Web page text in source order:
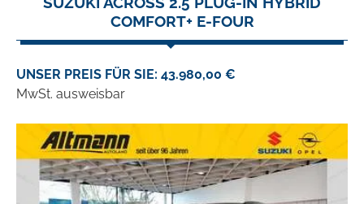
COMFORT+ E-FOUR
UNSER PREIS FÜR SIE: 43.980,00 €
MwSt. ausweisbar